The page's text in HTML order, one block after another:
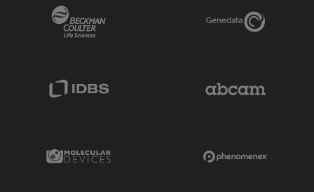
Genedata Link
Molecular Devices Link